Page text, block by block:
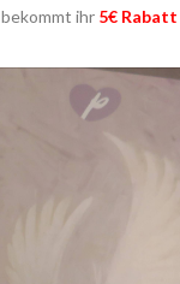
bekommt ihr 5€ Rabatt